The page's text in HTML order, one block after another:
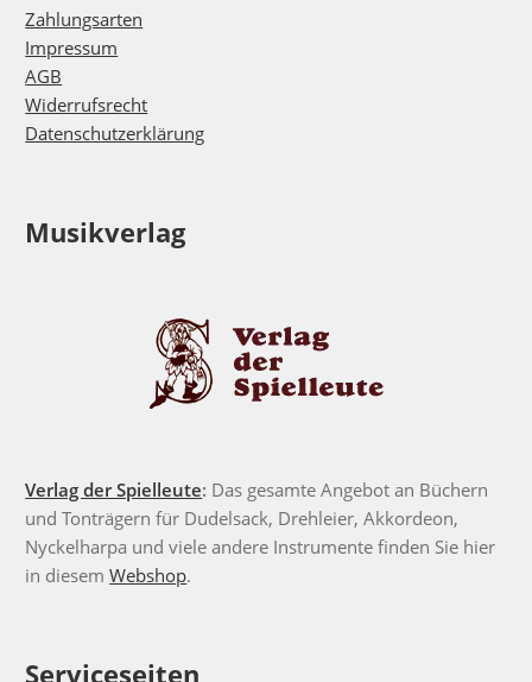
Zahlungsarten
Impressum
AGB
Widerrufsrecht
Datenschutzerklärung
Musikverlag
Verlag der Spielleute: Das gesamte Angebot an Büchern
und Tonträgern für Dudelsack, Drehleier, Akkordeon,
Nyckelharpa und viele andere Instrumente finden Sie hier
in diesemWebshop.
Serviceseiten